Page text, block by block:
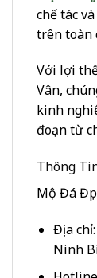
chế tác
trên toàn
Với lợi
Vân,
kinh
đoạn từ
Thông
Mộ Đá
Địa
Ninh